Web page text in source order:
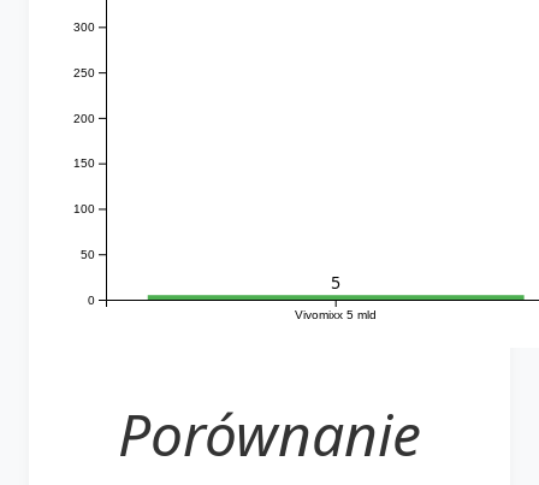
Vivomixx 5 mld
0
50
100
150
200
250
300
5
Porównanie